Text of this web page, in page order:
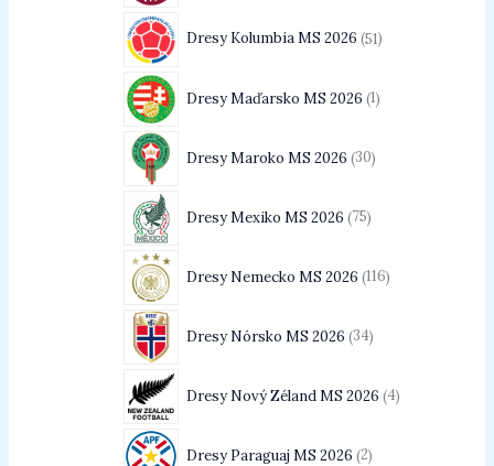
Dresy Kolumbia MS 2026 51
Dresy Maďarsko MS 2026 1
Dresy Maroko MS 2026 30
Dresy Mexiko MS 2026 75
Dresy Nemecko MS 2026 116
Dresy Nórsko MS 2026 34
Dresy Nový Zéland MS 2026 4
Dresy Paraguaj MS 2026 2